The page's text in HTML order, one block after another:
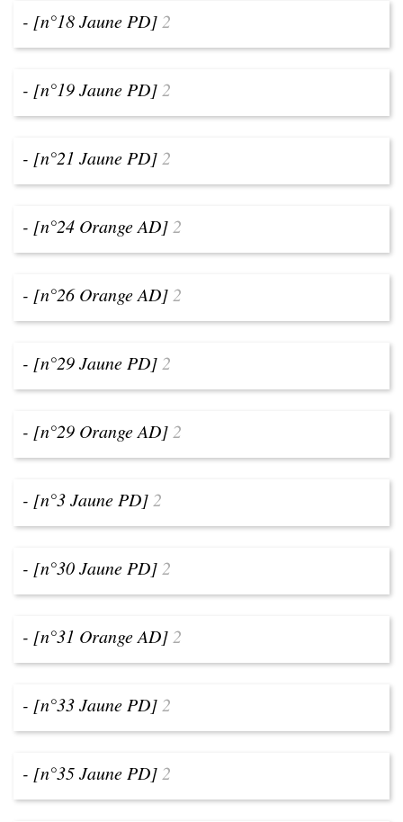
- [n°18 Jaune PD] 2
- [n°19 Jaune PD] 2
- [n°21 Jaune PD] 2
- [n°24 Orange AD] 2
- [n°26 Orange AD] 2
- [n°29 Jaune PD] 2
- [n°29 Orange AD] 2
- [n°3 Jaune PD] 2
- [n°30 Jaune PD] 2
- [n°31 Orange AD] 2
- [n°33 Jaune PD] 2
- [n°35 Jaune PD] 2